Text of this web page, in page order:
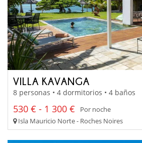
VILLA KAVANGA
8 personas • 4 dormitorios • 4 baños
530 € - 1 300 €
Por noche
Isla Mauricio Norte - Roches Noires